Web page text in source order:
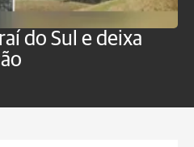
do Sul e deixa